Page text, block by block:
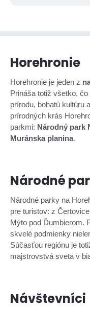
Horehronie
Horehronie je jeden z
Prináša totiž všetko,
prírodu, bohatú kultúru
prírodných krás
parkmi: Národný park
Muránska planina.
Národné
Národné parky na
pre turistov: z
Mýto pod Ďumbierom.
skvelé podmienky
Súčasťou regiónu je
majstrovstvá sveta v
Návštevníci